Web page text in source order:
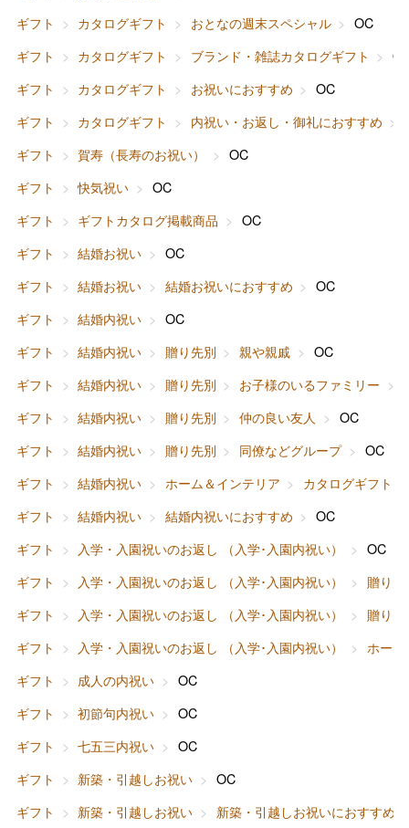
ギフト
カタログギフト おとなの週末スペシャル
OC
ギフト
カタログギフト ブランド・雑誌カタログギフト
ギフト
カタログギフト お祝いにおすすめ
OC
ギフト
カタログギフト 内祝い・お返し・御礼におすすめ
ギフト
賀寿（長寿のお祝い）
OC
ギフト
快気祝い
OC
ギフト
ギフトカタログ掲載商品
OC
ギフト
結婚お祝い
OC
ギフト
結婚お祝い 結婚お祝いにおすすめ
OC
ギフト
結婚内祝い
OC
ギフト
結婚内祝い 贈り先別 親や親戚
OC
ギフト
結婚内祝い 贈り先別 お子様のいるファミリー
ギフト
結婚内祝い 贈り先別 仲の良い友人
OC
ギフト
結婚内祝い 贈り先別 同僚などグループ
OC
ギフト
結婚内祝い ホーム＆インテリア
カタログギフト
ギフト
結婚内祝い 結婚内祝いにおすすめ
OC
ギフト
入学・入園祝いのお返し （入学･入園内祝い）
OC
ギフト
入学・入園祝いのお返し （入学･入園内祝い）
贈り先
ギフト
入学・入園祝いのお返し （入学･入園内祝い）
贈り先
ギフト
入学・入園祝いのお返し （入学･入園内祝い）
ホー
ギフト
成人の内祝い
OC
ギフト
初節句内祝い
OC
ギフト
七五三内祝い
OC
ギフト
新築・引越しお祝い
OC
ギフト
新築・引越しお祝い
新築・引越しお祝いにおすすめ